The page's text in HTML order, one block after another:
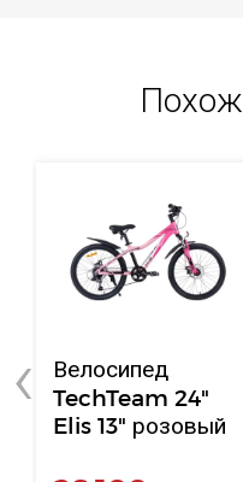
Велосипед
TechTeam 24"
Elis 13" розовый
‹